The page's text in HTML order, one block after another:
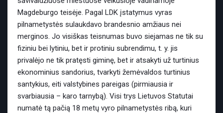
Magdeburgo teisėje. Pagal LDK įstatymus vyras
pilnametystės sulaukdavo brandesnio amžiaus nei
merginos. Jo visiškas teisnumas buvo siejamas ne tik su
fiziniu bei lytiniu, bet ir protiniu subrendimu, t. y. jis
privalėjo ne tik pratęsti giminę, bet ir atsakyti už turtinius
ekonominius sandorius, tvarkyti žemėvaldos turtinius
santykius, eiti valstybines pareigas (pirmiausia ir
svarbiausia – karo tarnybą). Visi trys Lietuvos Statutai
numatė tą pačią 18 metų vyro pilnametystės ribą, kuri